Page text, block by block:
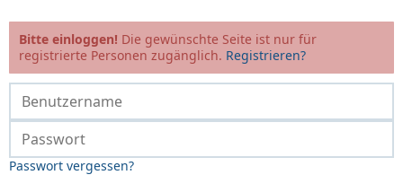
Bitte einloggen! Die gewünschte Seite ist nur für
registrierte Personen zugänglich. Registrieren?
Passwort vergessen?